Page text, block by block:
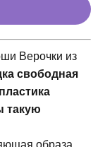
Верочки из
свободная
такую